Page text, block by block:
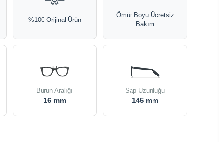
%100 Orijinal Ürün
Ömür Boyu Ücretsiz
Bakım
Burun Aralığı
16 mm
Sap Uzunluğu
145 mm